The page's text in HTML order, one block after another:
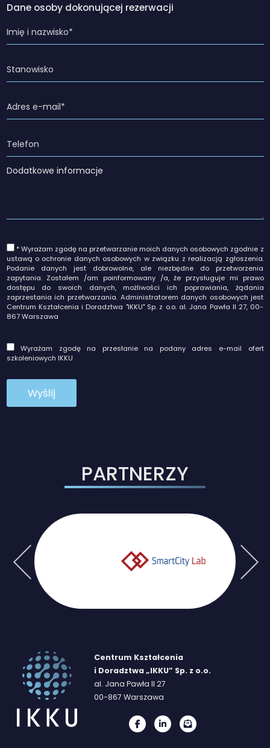
Dane osoby dokonującej rezerwacji
Dodatkowe informacje
* Wyrażam zgodę na przetwarzanie moich danych osobowych zgodnie z
ustawą o ochronie danych osobowych w związku z realizacją zgłoszenia.
Podanie danych jest dobrowolne, ale niezbędne do przetworzenia
zapytania. Zostałem /am poinformowany /a, że przysługuje mi prawo
dostępu do swoich danych, możliwości ich poprawiania, żądania
zaprzestania ich przetwarzania. Administratorem danych osobowych jest
Centrum Kształcenia i Doradztwa "IKKU" Sp. z o.o. al. Jana Pawła II 27, 00-
867 Warszawa
Wyrażam zgodę na przesłanie na podany adres e-mail ofert
szkoleniowych IKKU
PARTNERZY
Previous Next
Centrum Kształcenia
i Doradztwa „IKKU” Sp. z o.o.
al. Jana Pawła II 27
00-867 Warszawa